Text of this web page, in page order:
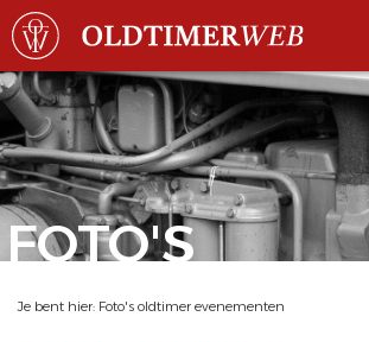
FOTO'S
Je bent hier: Foto's oldtimer evenementen